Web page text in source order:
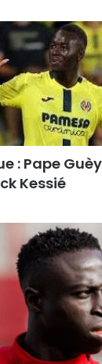
: Pape
Kessié